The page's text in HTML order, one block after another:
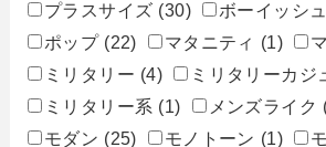
プラスサイズ (30) ボーイッシュ
ポップ (22) マタニティ (1)
ミリタリー (4) ミリタリーカジ
ミリタリー系 (1) メンズライク
モダン (25) モノトーン (1)